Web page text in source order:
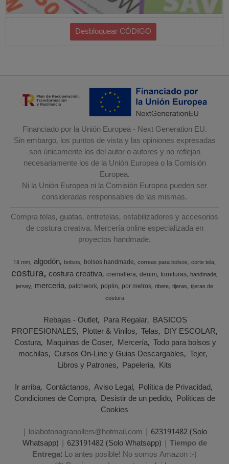
Financiado por la Unión Europea - Next Generation EU.
Sin embargo, los puntos de vista y las opiniones expresadas
son únicamente los del autor o autores y no reflejan
necesariamente los de la Unión Europea o la Comisión
Europea.
Ni la Unión Europea ni la Comisión Europea pueden ser
consideradas responsables de las mismas.
Compra telas, guatas, entretelas, estabilizadores y accesorios
de costura creativa. Mercería online especializada en
proyectos handmade.
18 mm algodón bolsos bolsos handmade correas para bolsos corte tela
costura costura creativa cremallera denim fornituras handmade
jersey merceria patchwork poplin por metros ribete tijeras tijeras de
costura
Rebajas - Outlet Para Regalar BASICOS
PROFESIONALES Plotter & Vinilos Telas DIY ESCOLAR
Costura Maquinas de Coser Mercería Todo para bolsos y
mochilas Cursos On-Line y Guias Descargables Tejer
Libros y Patrones Papeleria Kits
Ir arriba Contáctanos Aviso Legal Política de Privacidad
Condiciones de Compra Desistir de un pedido Políticas de
Cookies
| lolabotonagranollers@hotmail.com | 623191482 (Solo
Whatsapp) | 623191482 (Solo Whatsapp) | Tiempo de
Entrega:Lo antes posible! No somos Amazon :-)